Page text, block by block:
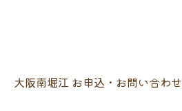
大阪南堀江 お申込・お問い合わせ